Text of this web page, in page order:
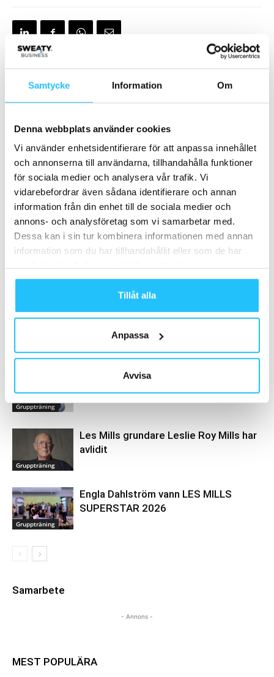
Samtycke Information Om
Denna webbplats använder cookies
Vi använder enhetsidentifierare för att anpassa innehållet
och annonserna till användarna, tillhandahålla funktioner
för sociala medier och analysera vår trafik. Vi
vidarebefordrar även sådana identifierare och annan
information från din enhet till de sociala medier och
annons- och analysföretag som vi samarbetar med.
Dessa kan i sin tur kombinera informationen med annan
information som du har tillhandahållit eller som de har
Tillåt alla
Anpassa
Avvisa
Förra artikeln
CrossFit får ny vd – Bruce
Nästa artikel
Friskis släpper podcasten
programledare
Henrik Valis
Relaterade artiklar Mer av samma författare
Gruppträning
Les Mills lanserar LES MILLS
REFORMER
Gruppträning
Les Mills grundare Leslie Roy Mills har
avlidit
Gruppträning
Engla Dahlström vann LES MILLS
SUPERSTAR 2026
Samarbete
- Annons -
MEST POPULÄRA